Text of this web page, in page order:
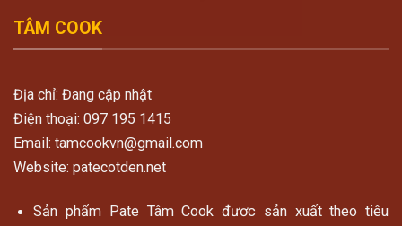
TÂM COOK
Địa chỉ: Đang cập nhật
Điện thoại: 097 195 1415
Email: tamcookvn@gmail.com
Website: patecotden.net
Sản phẩm Pate Tâm Cook đươc sản xuất theo tiêu